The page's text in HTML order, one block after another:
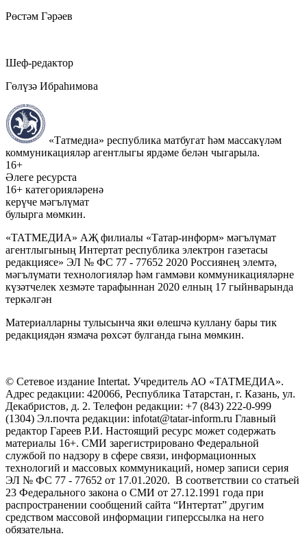
Рөстәм Гәрәев
Шеф-редактор
Гөлүзә Ибраһимова
«Татмедиа» республика матбугат һәм массакүләм
коммуникацияләр агентлыгы ярдәме белән чыгарыла.
16+
Әлеге ресурста
16+ категорияләренә
керүче мәгълүмат
булырга мөмкин.
«ТАТМЕДИА» АҖ филиалы «Татар-информ» мәгълүмат
агентлыгының Интертат республика электрон газетасы
редакциясе» ЭЛ № ФС 77 - 77652 2020 Россиянең элемтә,
мәгълүмати технологияләр һәм гаммәви коммуникацияләрне
күзәтчелек хезмәте тарафыннан 2020 елның 17 гыйнварында
теркәлгән
Материалларны тулысынча яки өлешчә куллану бары тик
редакциядән язмача рөхсәт булганда гына мөмкин.
© Сетевое издание Intertat. Учредитель АО «ТАТМЕДИА».
Адрес редакции: 420066, Республика Татарстан, г. Казань, ул.
Декабристов, д. 2. Телефон редакции: +7 (843) 222-0-999
(1304) Эл.почта редакции: infotat@tatar-inform.ru Главный
редактор Гареев Р.И. Настоящий ресурс может содержать
материалы 16+. СМИ зарегистрировано Федеральной
службой по надзору в сфере связи, информационных
технологий и массовых коммуникаций, номер записи серия
ЭЛ № ФС 77 - 77652 от 17.01.2020. В соответствии со статьей
23 Федерального закона о СМИ от 27.12.1991 года при
распространении сообщений сайта “Интертат” другим
средством массовой информации гиперссылка на него
обязательна.